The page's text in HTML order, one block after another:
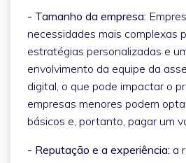
- Tamanho da empresa:
necessidades mais complexas
estratégias personalizadas e
envolvimento da equipe da
digital, o que pode impactar o
empresas menores podem
básicos e, portanto, pagar um
- Reputação e a experiência: a